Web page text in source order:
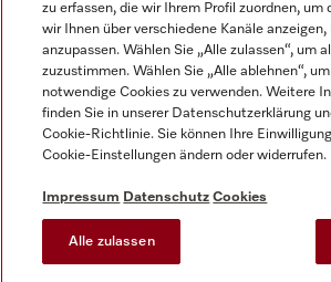
AGB
Datenschutz
Nutzungsbedingungen
Barrierefreiheitserklärung
EU-Gesetzen über digitale Dienste
Cookie-Einstellungen
zu erfassen, die wir Ihrem Profil zuordnen, um
wir Ihnen über verschiedene Kanäle anzeigen,
anzupassen. Wählen Sie „Alle zulassen“, um
zuzustimmen. Wählen Sie „Alle ablehnen“,
notwendige Cookies zu verwenden. Weitere
finden Sie in unserer Datenschutzerklärung
Cookie-Richtlinie. Sie können Ihre
Cookie-Einstellungen ändern oder widerrufen.
Impressum Datenschutz Cookies
Alle zulassen